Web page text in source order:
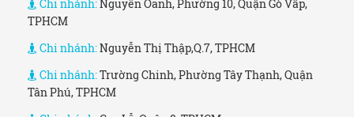
Chi nhánh:Nguyễn Oanh, Phường 10, Quận Gò Vấp,
TPHCM
Chi nhánh:Nguyễn Thị Thập,Q.7, TPHCM
Chi nhánh:Trường Chinh, Phường Tây Thạnh, Quận
Tân Phú, TPHCM